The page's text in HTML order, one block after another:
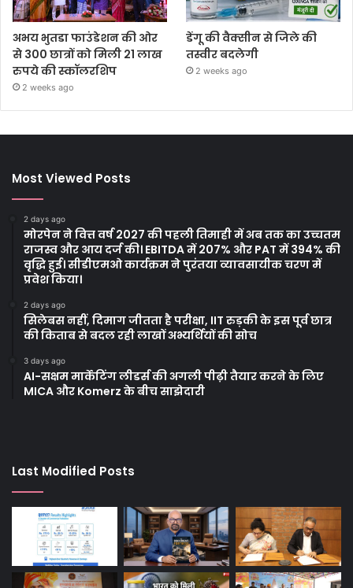
अभय भुतडा फाउंडेशन की ओर
से 300 छात्रों को मिली 21 लाख
रुपये की स्कॉलरशिप
2 weeks ago
डेंगू की वैक्सीन से जिले की
तस्वीर बदलेगी
2 weeks ago
Most Viewed Posts
2 days ago
मोरपेन ने वित्त वर्ष 2027 की पहली तिमाही में अब तक का उच्चतम
राजस्व और आय दर्ज की। EBITDA में 207% और PAT में 394% की
वृद्धि हुई। सीडीएमओ कार्यक्रम ने पुरंतया व्यावसायीक चरण में
प्रवेश किया।
2 days ago
सिलेबस नहीं, दिमाग जीतता है परीक्षा, IIT रुड़की के इस पूर्व छात्र
की किताब से बदल रही लाखों अभ्यर्थियों की सोच
3 days ago
AI-सक्षम मार्केटिंग लीडर्स की अगली पीढ़ी तैयार करने के लिए
MICA और Komerz के बीच साझेदारी
Last Modified Posts